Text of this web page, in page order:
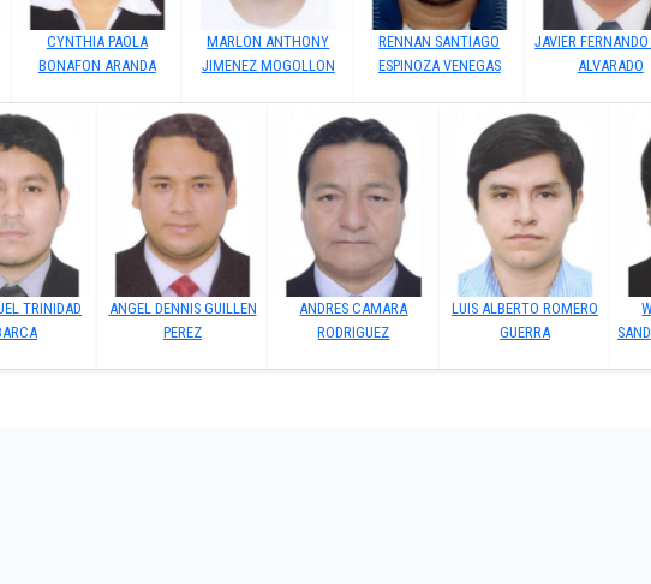
CYNTHIA PAOLA
BONAFON ARANDA
MARLON ANTHONY
JIMENEZ MOGOLLON
RENNAN SANTIAGO
ESPINOZA VENEGAS
JAVIER
ALVARADO
TRINIDAD
ANGEL DENNIS GUILLEN
PEREZ
ANDRES CAMARA
RODRIGUEZ
LUIS ALBERTO ROMERO
GUERRA